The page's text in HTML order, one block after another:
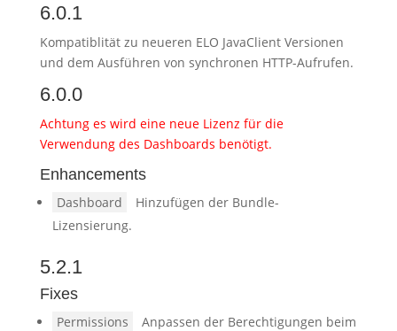
6.0.1
Kompatiblität zu neueren ELO JavaClient Versionen
und dem Ausführen von synchronen HTTP-Aufrufen.
6.0.0
Achtung es wird eine neue Lizenz für die
Verwendung des Dashboards benötigt.
Enhancements
Dashboard
Hinzufügen der Bundle-
Lizensierung.
5.2.1
Fixes
Permissions
Anpassen der Berechtigungen beim